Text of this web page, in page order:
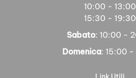
10:00 - 13:00
15:30 - 19:30
Sabato: 10:00 -
Domenica: 15:00 -